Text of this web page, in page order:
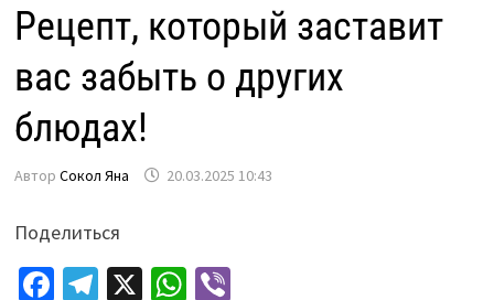
Рецепт, который заставит
вас забыть о других
блюдах!
Автор Сокол Яна 20.03.2025 10:43
Поделиться
Fa Te X W Vi